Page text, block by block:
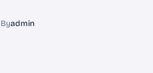
Byadmin